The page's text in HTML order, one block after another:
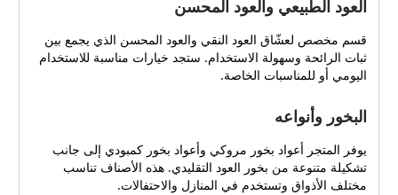
العود الطبيعي والعود المحسن
قسم مخصص لعشّاق العود النقي والعود المحسن الذي يجمع بين
ثبات الرائحة وسهولة الاستخدام. ستجد خيارات مناسبة للاستخدام
اليومي أو للمناسبات الخاصة.
البخور وأنواعه
يوفر المتجر أعواد بخور مروكي وأعواد بخور كمبودي إلى جانب
تشكيلة متنوعة من بخور العود التقليدي. هذه الأصناف تناسب
مختلف الأذواق وتستخدم في المنازل والاحتفالات.